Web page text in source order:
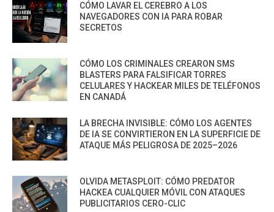
CÓMO LAVAR EL CEREBRO A LOS
NAVEGADORES CON IA PARA ROBAR
SECRETOS
CÓMO LOS CRIMINALES CREARON SMS
BLASTERS PARA FALSIFICAR TORRES
CELULARES Y HACKEAR MILES DE TELÉFONOS
EN CANADÁ
LA BRECHA INVISIBLE: CÓMO LOS AGENTES
DE IA SE CONVIRTIERON EN LA SUPERFICIE DE
ATAQUE MÁS PELIGROSA DE 2025–2026
OLVIDA METASPLOIT: CÓMO PREDATOR
HACKEA CUALQUIER MÓVIL CON ATAQUES
PUBLICITARIOS CERO-CLIC